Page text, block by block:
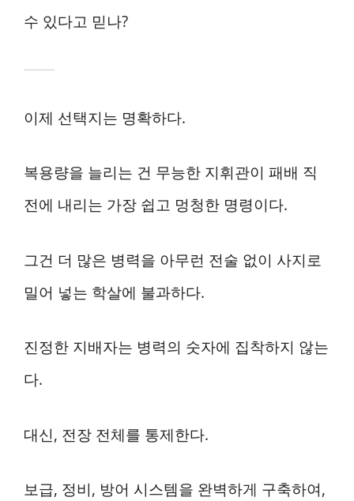
수 있다고 믿나?
이제 선택지는 명확하다.
복용량을 늘리는 건 무능한 지휘관이 패배 직
전에 내리는 가장 쉽고 멍청한 명령이다.
그건 더 많은 병력을 아무런 전술 없이 사지로
밀어 넣는 학살에 불과하다.
진정한 지배자는 병력의 숫자에 집착하지 않는
다.
대신, 전장 전체를 통제한다.
보급, 정비, 방어 시스템을 완벽하게 구축하여,